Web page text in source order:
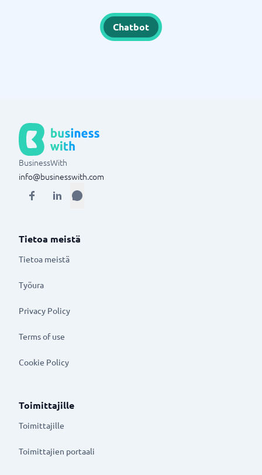
Chatbot
BusinessWith
info@businesswith.com
Tietoa meistä
Tietoa meistä
Työura
Privacy Policy
Terms of use
Cookie Policy
Toimittajille
Toimittajille
Toimittajien portaali